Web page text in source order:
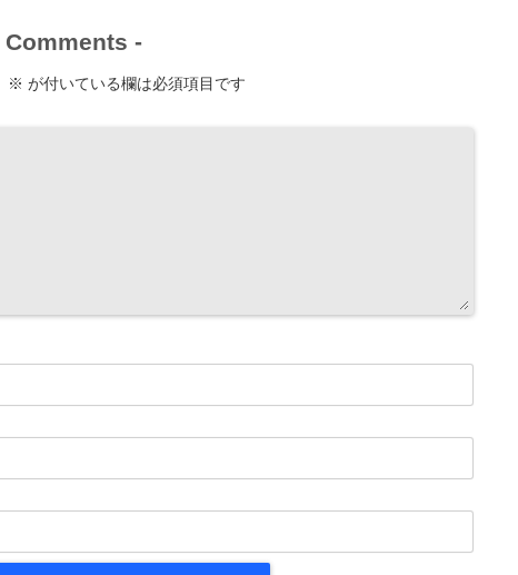
Comments -
※ が付いている欄は必須項目です